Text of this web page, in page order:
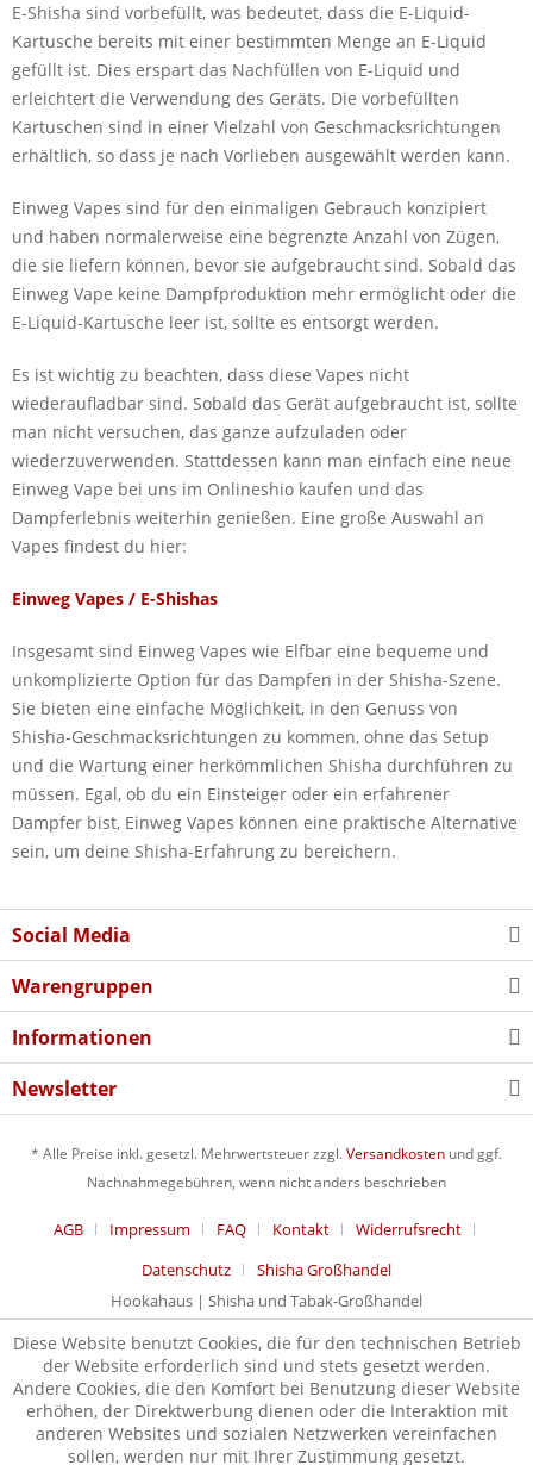
E-Shisha sind vorbefüllt, was bedeutet, dass die E-Liquid-
Kartusche bereits mit einer bestimmten Menge an E-Liquid
gefüllt ist. Dies erspart das Nachfüllen von E-Liquid und
erleichtert die Verwendung des Geräts. Die vorbefüllten
Kartuschen sind in einer Vielzahl von Geschmacksrichtungen
erhältlich, so dass je nach Vorlieben ausgewählt werden kann.
Einweg Vapes sind für den einmaligen Gebrauch konzipiert
und haben normalerweise eine begrenzte Anzahl von Zügen,
die sie liefern können, bevor sie aufgebraucht sind. Sobald das
Einweg Vape keine Dampfproduktion mehr ermöglicht oder die
E-Liquid-Kartusche leer ist, sollte es entsorgt werden.
Es ist wichtig zu beachten, dass diese Vapes nicht
wiederaufladbar sind. Sobald das Gerät aufgebraucht ist, sollte
man nicht versuchen, das ganze aufzuladen oder
wiederzuverwenden. Stattdessen kann man einfach eine neue
Einweg Vape bei uns im Onlineshio kaufen und das
Dampferlebnis weiterhin genießen. Eine große Auswahl an
Vapes findest du hier:
Einweg Vapes / E-Shishas
Insgesamt sind Einweg Vapes wie Elfbar eine bequeme und
unkomplizierte Option für das Dampfen in der Shisha-Szene.
Sie bieten eine einfache Möglichkeit, in den Genuss von
Shisha-Geschmacksrichtungen zu kommen, ohne das Setup
und die Wartung einer herkömmlichen Shisha durchführen zu
müssen. Egal, ob du ein Einsteiger oder ein erfahrener
Dampfer bist, Einweg Vapes können eine praktische Alternative
sein, um deine Shisha-Erfahrung zu bereichern.
Social Media
Warengruppen
Informationen
Newsletter
* Alle Preise inkl. gesetzl. Mehrwertsteuer zzgl.Versandkosten und ggf.
Nachnahmegebühren, wenn nicht anders beschrieben
AGB Impressum FAQ Kontakt
Widerrufsrecht
Datenschutz
Shisha Großhandel
Hookahaus | Shisha und Tabak-Großhandel
Diese Website benutzt Cookies, die für den technischen Betrieb
der Website erforderlich sind und stets gesetzt werden.
Andere Cookies, die den Komfort bei Benutzung dieser Website
erhöhen, der Direktwerbung dienen oder die Interaktion mit
anderen Websites und sozialen Netzwerken vereinfachen
sollen, werden nur mit Ihrer Zustimmung gesetzt.